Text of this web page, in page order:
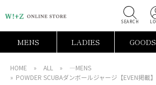
MENS LADIES GOODS
HOME » ALL »
―MENS
» POWDER SCUBAダンボールジャージ【EVEN掲載】